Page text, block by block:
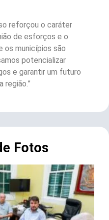
reforçou o caráter
de esforços e o
os municípios são
potencializar
e garantir um futuro
região.”
Fotos